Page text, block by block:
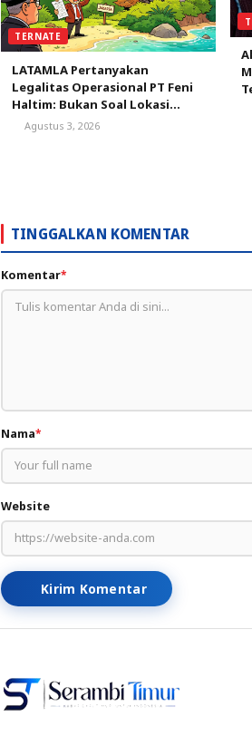
TERNATE
LATAMLA Pertanyakan
Legalitas Operasional PT Feni
Haltim: Bukan Soal Lokasi
AMDAL, tapi Status
Agustus 3, 2026
TINGGALKAN KOMENTAR
Komentar*
Nama*
Website
Kirim Komentar